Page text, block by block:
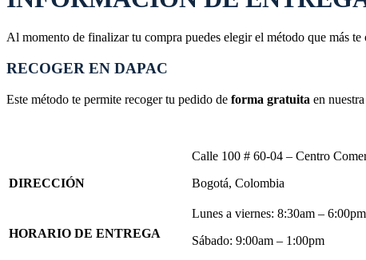
Al momento de finalizar tu compra puedes elegir el método que más
RECOGER EN DAPAC
Este método te permite recoger tu pedido de forma gratuita en
DIRECCIÓN
Calle 100 # 60-04 – Centro
Bogotá, Colombia
HORARIO DE ENTREGA
Lunes a viernes: 8:30am – 6:00pm
Sábado: 9:00am – 1:00pm